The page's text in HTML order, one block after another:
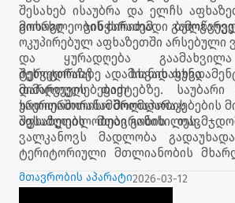
შესახებ ისაუბრა და ელჩს
მოსახლეობის ძირითადი
გიორგი ჯინჭარაძემ
ოკუპირებულ აფხაზეთში არსებული
და ყურადღება
ტერიტორიაზე ადამიანის
დარღვევის ფაქტებზე. საუბარი
საერთაშორისო მოლაპარაკებების
შეხვედრაზე სხვადასხვა
მიმართულებებით
ურთიერთთანამშრომლობის
შესაძლებლობები განიხილეს.
აფხაზეთის მთავრობის
ვალკანოვს მადლობა
ტერიტორიული მთლიანობის
თანადგომისთვის,
აფხაზეთიდან დევნილი
მთავრობის აპარატი2026-03-12